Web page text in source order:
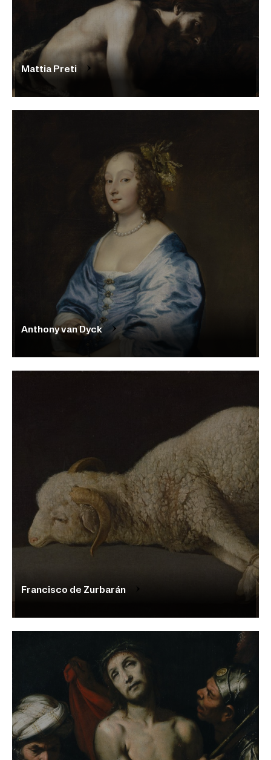
Mattia Preti
Anthony van Dyck
Francisco de Zurbarán